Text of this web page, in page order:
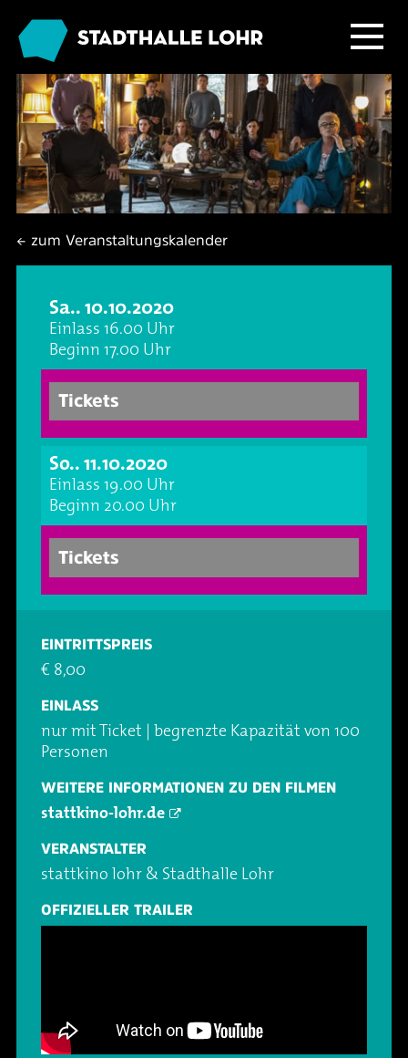
Programm
Übersicht
Ballett & Tanz
Familie
Kabarett & Comedy
Konzerte
Oper & Operette
Party
Theater & Musical
Kafé Klinker
Service
Neuigkeiten
Tickets
Anreise & Parken
Hotels & Übernachtung
Essen & Trinken
Barrierefreiheit
Über Lohr a.Main
Kontakt
Das Haus
Großer Saal
Foyer und Galerie
Seminarbereich
Technik
Downloads
Geschichte
Ansprechpartner
Kafé Klinker
Jobs im Kafé Klinker
← zum Veranstaltungskalender
Sa.. 10.10.2020
Einlass 16.00 Uhr
Beginn 17.00 Uhr
Tickets
So.. 11.10.2020
Einlass 19.00 Uhr
Beginn 20.00 Uhr
Tickets
EINTRITTSPREIS
€ 8,00
EINLASS
nur mit Ticket | begrenzte Kapazität von 100
Personen
WEITERE INFORMATIONEN ZU DEN FILMEN
stattkino-lohr.de
VERANSTALTER
stattkino lohr & Stadthalle Lohr
OFFIZIELLER TRAILER